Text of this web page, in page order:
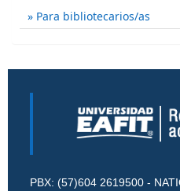
Para bibliotecarios/as
PBX: (57)604 2619500 -